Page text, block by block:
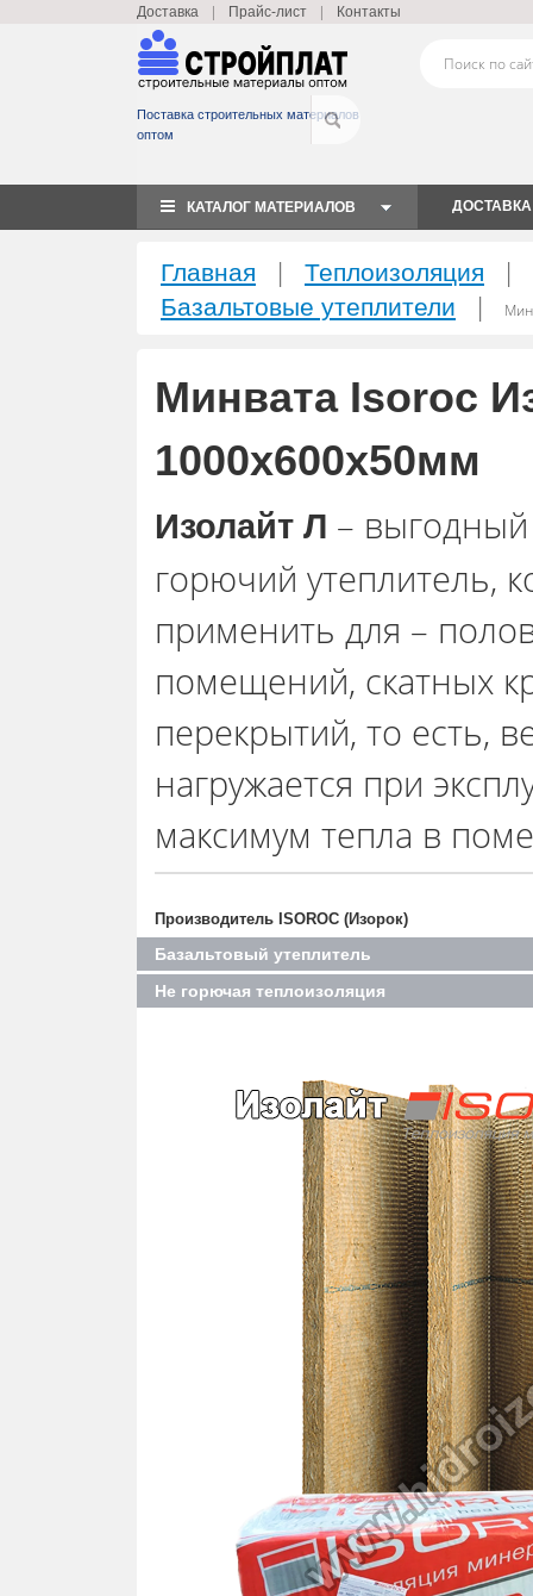
Доставка | Прайс-лист | Контакты
Поставка строительных материалов
оптом
КАТАЛОГ МАТЕРИАЛОВ ДОСТАВКА
Главная | Теплоизоляция |
Базальтовые утеплители |
Минвата Isoroc
1000х600х50мм
Изолайт Л –
горючий утеплитель,
применить для –
помещений, скатных
перекрытий, то есть,
нагружается при
максимум тепла в
Производитель ISOROC (Изорок)
Базальтовый утеплитель
Не горючая теплоизоляция